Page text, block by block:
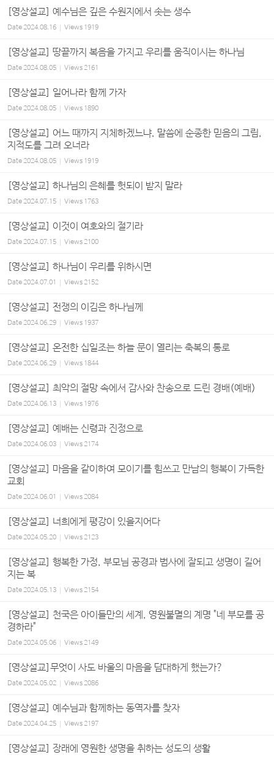
[영상설교] 예수님은 깊은 수원지에서 솟는 생수
Date2024.08.16 Views 1919
[영상설교] 땅끝까지 복음을 가지고 우리를 움직이시는 하나님
Date2024.08.05 Views2161
[영상설교] 일어나라 함께 가자
Date2024.08.05 Views 1890
[영상설교] 어느 때까지 지체하겠느냐, 말씀에 순종한 믿음의 그림,
지적도를 그려 오너라
Date2024.08.05 Views 1919
[영상설교] 하나님의 은혜를 헛되이 받지 말라
Date2024.07.15 Views 1763
[영상설교] 이것이 여호와의 절기라
Date2024.07.15 Views2100
[영상설교] 하나님이 우리를 위하시면
Date2024.07.01 Views2152
[영상설교] 전쟁의 이김은 하나님께
Date2024.06.29 Views 1937
[영상설교] 온전한 십일조는 하늘 문이 열리는 축복의 통로
Date2024.06.29 Views 1844
[영상설교] 최악의 절망 속에서 감사와 찬송으로 드린 경배(예배)
Date2024.06.13 Views 1976
[영상설교] 예배는 신령과 진정으로
Date2024.06.03 Views2174
[영상설교] 마음을 같이하여 모이기를 힘쓰고 만남의 행복이 가득한
교회
Date2024.06.01 Views2084
[영상설교] 너희에게 평강이 있을지어다
Date2024.05.20 Views2123
[영상설교] 행복한 가정, 부모님 공경과 범사에 잘되고 생명이 길어
지는 복
Date2024.05.13 Views2154
[영상설교] 천국은 아이들만의 세계, 영원불멸의 계명 "네 부모를 공
경하라"
Date2024.05.06 Views2149
[영상설교]무엇이 사도 바울의 마음을 담대하게 했는가?
Date2024.05.02 Views2086
[영상설교] 예수님과 함께하는 동역자를 찾자
Date2024.04.25 Views2197
[영상설교] 장래에 영원한 생명을 취하는 성도의 생활